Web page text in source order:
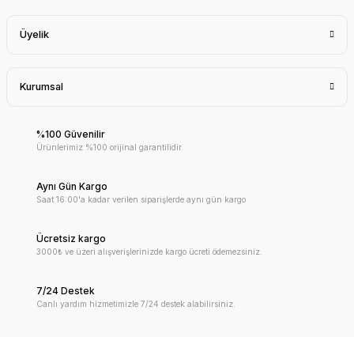
Üyelik
Kurumsal
%100 Güvenilir
Ürünlerimiz %100 orijinal garantilidir.
Aynı Gün Kargo
Saat 16:00'a kadar verilen siparişlerde aynı gün kargo
Ücretsiz kargo
3000₺ ve üzeri alışverişlerinizde kargo ücreti ödemezsiniz.
7/24 Destek
Canlı yardım hizmetimizle 7/24 destek alabilirsiniz.